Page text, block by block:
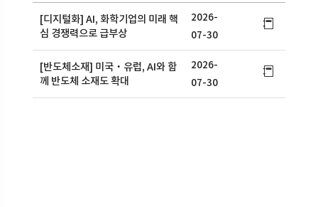
[디지털화] AI, 화학기업의 미래 핵
심 경쟁력으로 급부상
2026-
07-30
[반도체소재] 미국‧유럽, AI와 함
께 반도체 소재도 확대
2026-
07-30